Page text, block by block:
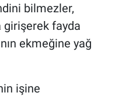
bilmezler,
girişerek fayda
ekmeğine yağ
işine